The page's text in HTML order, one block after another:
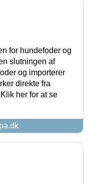
for hundefoder og
slutningen af
og importerer
direkte fra
her for at se